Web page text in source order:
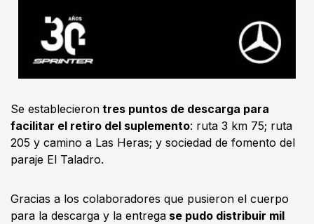
Se establecieron tres puntos de descarga para
facilitar el retiro del suplemento: ruta 3 km 75; ruta
205 y camino a Las Heras; y sociedad de fomento del
paraje El Taladro.
Gracias a los colaboradores que pusieron el cuerpo
para la descarga y la entrega se pudo distribuir mil